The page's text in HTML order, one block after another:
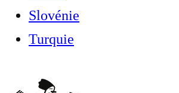
Slovénie
Turquie